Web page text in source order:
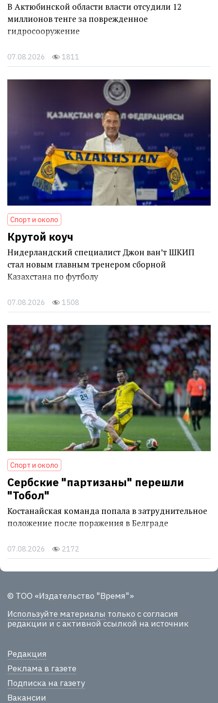
В Актюбинской области власти отсудили 12
миллионов тенге за поврежденное
гидросооружение
07.08.2026 1811
Спорт и около
Крутой коуч
Нидерландский специалист Джон ван’т ШКИП
стал новым главным тренером сборной
Казахстана по футболу
07.08.2026 1508
Спорт и около
Сербские "партизаны" перешли
"Тобол"
Костанайская команда попала в затруднительное
положение после поражения в Белграде
07.08.2026 2172
© ТОО «Издательство "Время"»
Используйте материалы только с согласия
редакции и с активной ссылкой на источник
Редакция
Реклама в газете
Подписка на газету
Вакансии